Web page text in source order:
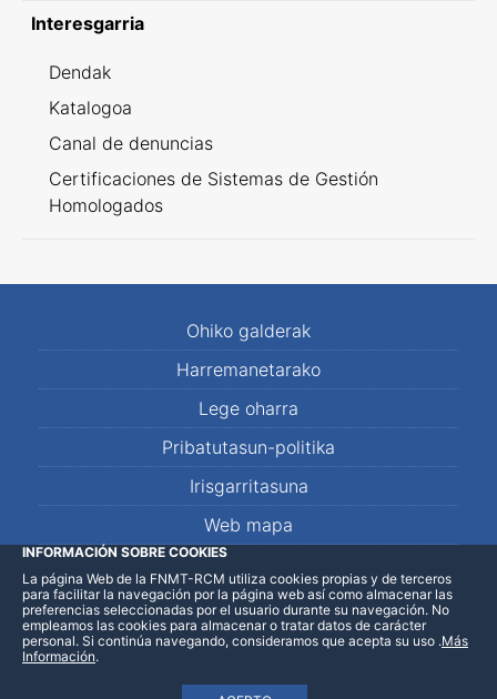
Interesgarria
Dendak
Katalogoa
Canal de denuncias
Certificaciones de Sistemas de Gestión
Homologados
Ohiko galderak
Harremanetarako
Lege oharra
Pribatutasun-politika
Irisgarritasuna
Web mapa
LinkedInFacebookWhatsApp
INFORMACIÓN SOBRE COOKIES
La página Web de la FNMT-RCM utiliza cookies propias y de terceros
para facilitar la navegación por la página web así como almacenar las
preferencias seleccionadas por el usuario durante su navegación. No
empleamos las cookies para almacenar o tratar datos de carácter
personal. Si continúa navegando, consideramos que acepta su uso .Más
Información.